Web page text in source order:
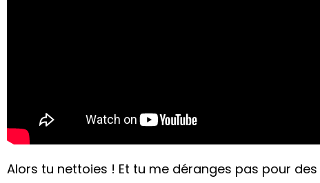
Alors tu nettoies ! Et tu me déranges pas pour